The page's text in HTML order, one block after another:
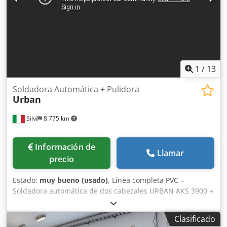
1 / 13
Silvi 8.775 km
Soldadora Automática + Pulidora
Urban
Información de
precio
Llamar
Estado: muy bueno (usado), Línea completa PVC –
Soldadora automática de dos cabezales URBAN AKS 3900 +
Limpiadora automática URBAN SV 305 – Año 2006 Línea
profesional URBAN compuesta por soldadora automática
de dos cabezales AKS 3900 y limpiadora automática de
Clasificado